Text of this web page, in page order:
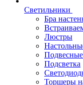
Светильники
Бра
Люстры
Подсветка
Торшеры